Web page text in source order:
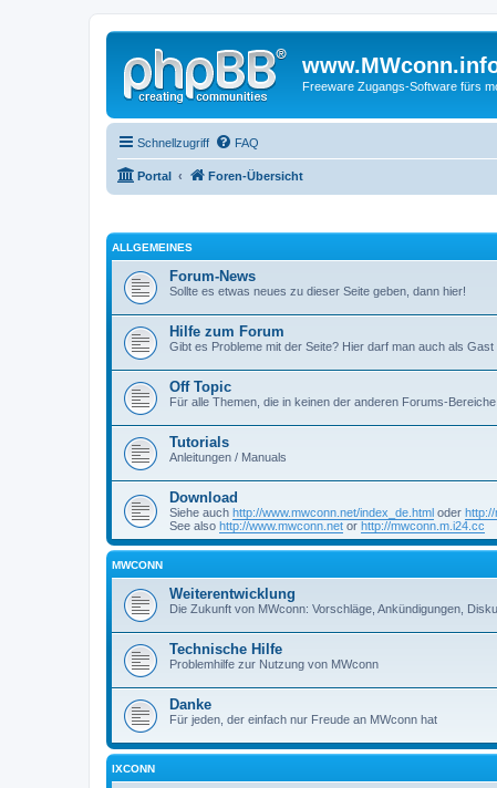
Freeware Zugangs-Software fürs
Schnellzugriff FAQ
Portal Foren-Übersicht
ALLGEMEINES
Forum-News
Sollte es etwas neues zu dieser Seite geben, dann hier!
Hilfe zum Forum
Gibt es Probleme mit der Seite? Hier darf man auch als
Off Topic
Für alle Themen, die in keinen der anderen Forums-Bereiche
Tutorials
Anleitungen / Manuals
Download
Siehe auch http://www.mwconn.net/index_de.html oder
See also http://www.mwconn.net or http://mwconn.m.i24.cc
MWCONN
Weiterentwicklung
Die Zukunft von MWconn: Vorschläge, Ankündigungen,
Technische Hilfe
Problemhilfe zur Nutzung von MWconn
Danke
Für jeden, der einfach nur Freude an MWconn hat
IXCONN